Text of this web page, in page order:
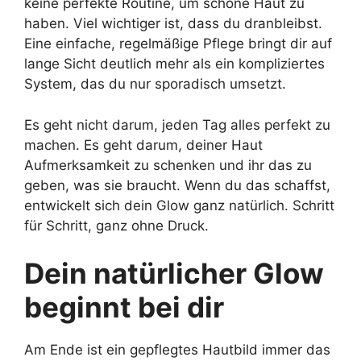
keine perfekte Routine, um schöne Haut zu
haben. Viel wichtiger ist, dass du dranbleibst.
Eine einfache, regelmäßige Pflege bringt dir auf
lange Sicht deutlich mehr als ein kompliziertes
System, das du nur sporadisch umsetzt.
Es geht nicht darum, jeden Tag alles perfekt zu
machen. Es geht darum, deiner Haut
Aufmerksamkeit zu schenken und ihr das zu
geben, was sie braucht. Wenn du das schaffst,
entwickelt sich dein Glow ganz natürlich. Schritt
für Schritt, ganz ohne Druck.
Dein natürlicher Glow
beginnt bei dir
Am Ende ist ein gepflegtes Hautbild immer das